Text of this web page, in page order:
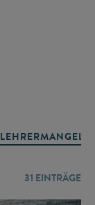
LEHRERMANGEL
31 EINTRÄGE